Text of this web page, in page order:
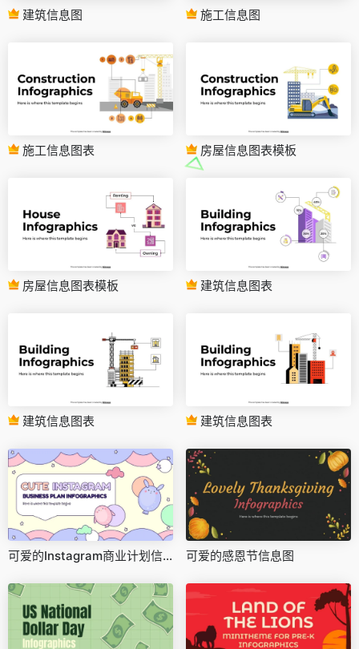
建筑信息图 施工信息图
施工信息图表 房屋信息图表模板
房屋信息图表模板 建筑信息图表
建筑信息图表 建筑信息图表
可爱的Instagram商业计划信息图 可爱的感恩节信息图